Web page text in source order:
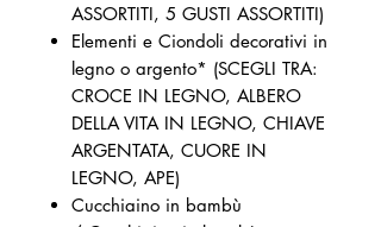
ASSORTITI, 5 GUSTI ASSORTITI)
Elementi e Ciondoli decorativi in
legno o argento* (SCEGLI TRA:
CROCE IN LEGNO, ALBERO
DELLA VITA IN LEGNO, CHIAVE
ARGENTATA, CUORE IN
LEGNO, APE)
Cucchiaino in bambù